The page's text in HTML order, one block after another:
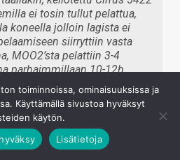
ei tosin tullut pelattua,
koneella jolloin lagista ei
siirryttiin vasta
MOO2’sta pelattiin 3-4
parhaimmillaan 10-12h
kun koneet yhdistyi… Oli
toiminnoissa, ominaisuuksissa ja
Käyttämällä sivustoa hyväksyt
käytön.
Lisätietoja